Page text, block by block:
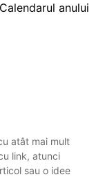
anului
atât mai mult
link, atunci
sau o idee